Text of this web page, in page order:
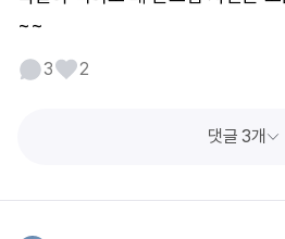
~~
3 2
댓글 3개